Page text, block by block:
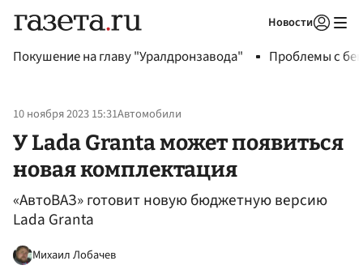
Новости
Покушение на главу "Уралдронзавода" Проблемы с
10 ноября 2023 15:31Автомобили
У Lada Granta может появиться
новая комплектация
«АвтоВАЗ» готовит новую бюджетную версию
Lada Granta
Михаил Лобачев